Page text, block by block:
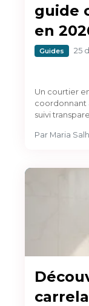
guide
en
Guides 25
Un courtier
coordonnant
suivi
Par Maria